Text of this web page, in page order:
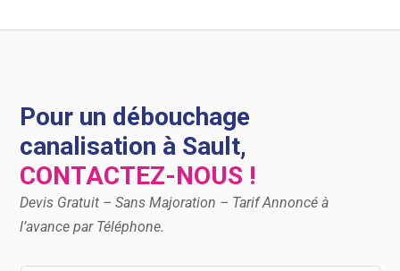
Pour un débouchage
canalisation à Sault,
CONTACTEZ-NOUS !
Devis Gratuit – Sans Majoration – Tarif Annoncé à
l’avance par Téléphone.